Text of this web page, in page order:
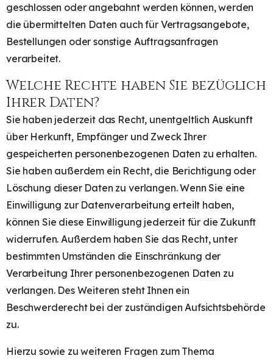
geschlossen oder angebahnt werden können, werden
die übermittelten Daten auch für Vertragsangebote,
Bestellungen oder sonstige Auftragsanfragen
verarbeitet.
Welche Rechte haben Sie bezüglich
Ihrer Daten?
Sie haben jederzeit das Recht, unentgeltlich Auskunft
über Herkunft, Empfänger und Zweck Ihrer
gespeicherten personenbezogenen Daten zu erhalten.
Sie haben außerdem ein Recht, die Berichtigung oder
Löschung dieser Daten zu verlangen. Wenn Sie eine
Einwilligung zur Datenverarbeitung erteilt haben,
können Sie diese Einwilligung jederzeit für die Zukunft
widerrufen. Außerdem haben Sie das Recht, unter
bestimmten Umständen die Einschränkung der
Verarbeitung Ihrer personenbezogenen Daten zu
verlangen. Des Weiteren steht Ihnen ein
Beschwerderecht bei der zuständigen Aufsichtsbehörde
zu.
Hierzu sowie zu weiteren Fragen zum Thema